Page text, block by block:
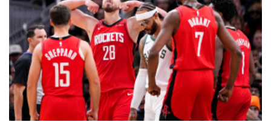
Arşivi
Gazete
Arşivi
Gazete
Manşetleri
Anketler
Biyografiler
Video
Galeri
Foto
Galeri
Çerez
Politikası
Gizlilik
İlkeleri